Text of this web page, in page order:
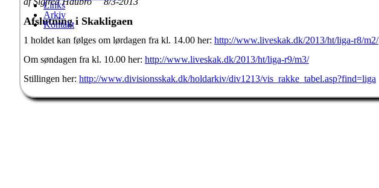
Links
Arkiv
Kontakt
Afslutning i Skakligaen
1 holdet kan følges om lørdagen fra kl. 14.00 her: http://www.liveskak.dk/2013/ht/liga-r8/m2/
Om søndagen fra kl. 10.00 her: http://www.liveskak.dk/2013/ht/liga-r9/m3/
Stillingen her: http://www.divisionsskak.dk/holdarkiv/div1213/vis_rakke_tabel.asp?find=liga